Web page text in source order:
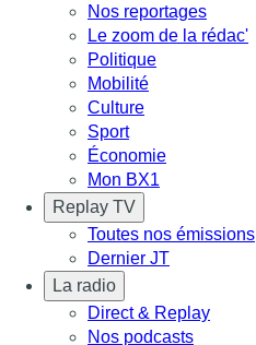
Nos reportages
Le zoom de la rédac'
Politique
Mobilité
Culture
Sport
Économie
Mon BX1
Replay TV
Toutes nos émissions
Dernier JT
La radio
Direct & Replay
Nos podcasts